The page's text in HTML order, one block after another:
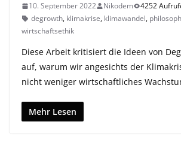
10. September 2022 Nikodem 4252
degrowth, klimakrise, klimawandel,
wirtschaftsethik
Diese Arbeit kritisiert die Ideen von
auf, warum wir angesichts der
nicht weniger wirtschaftliches
Mehr Lesen